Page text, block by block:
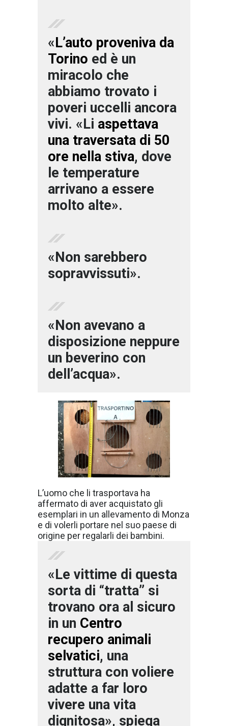
« L’auto proveniva da
Torino ed è un
miracolo che
abbiamo trovato i
poveri uccelli ancora
vivi. «Li aspettava
una traversata di 50
ore nella stiva, dove
le temperature
arrivano a essere
molto alte».
«Non sarebbero
sopravvissuti».
«Non avevano a
disposizione neppure
un beverino con
dell’acqua».
L’uomo che li trasportava ha
affermato di aver acquistato gli
esemplari in un allevamento di Monza
e di volerli portare nel suo paese di
origine per regalarli dei bambini.
«Le vittime di questa
sorta di “tratta” si
trovano ora al sicuro
in un Centro
recupero animali
selvatici, una
struttura con voliere
adatte a far loro
vivere una vita
dignitosa», spiega